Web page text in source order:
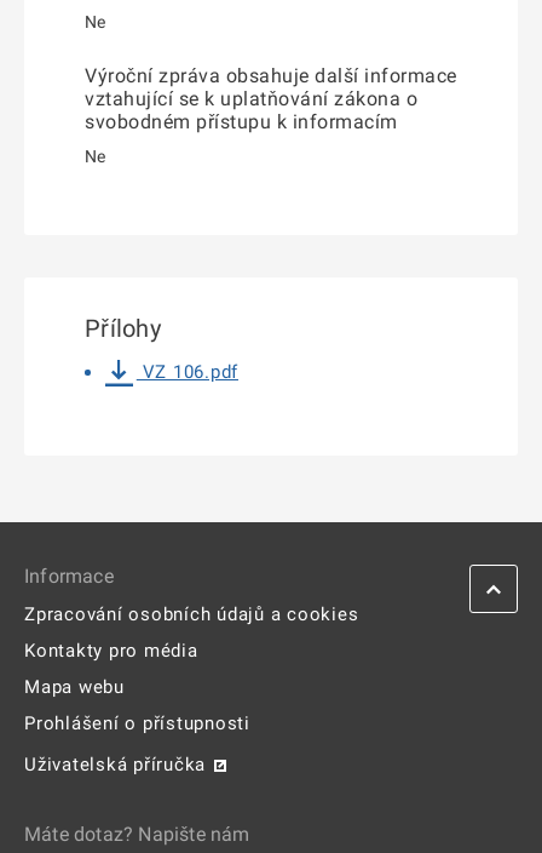
Ne
Výroční zpráva obsahuje další informace
vztahující se k uplatňování zákona o
svobodném přístupu k informacím
Ne
Přílohy
VZ 106.pdf
Informace
Zpracování osobních údajů a cookies
Kontakty pro média
Mapa webu
Prohlášení o přístupnosti
Uživatelská příručka
Máte dotaz? Napište nám